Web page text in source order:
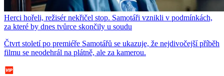
Herci hořeli, režisér nekřičel stop. Samotáři vznikli v podmínkách,
za které by dnes tvůrce skončily u soudu
Čtvrt století po premiéře Samotářů se ukazuje, že nejdivočejší příběh
filmu se neodehrál na plátně, ale za kamerou.